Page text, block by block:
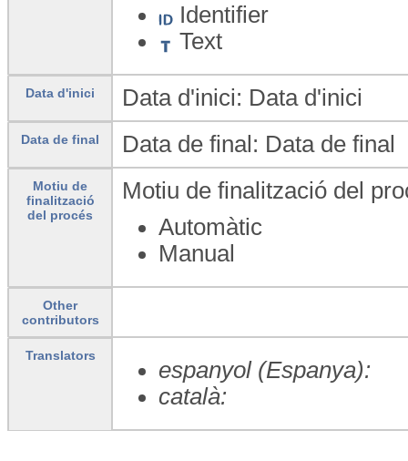
Identifier
Text
Data d'inici Data d'inici: Data d'inici
Data de final Data de final: Data de final
Motiu de
finalització
del procés
Motiu de finalització del
Automàtic
Manual
Other
contributors
Translators
espanyol (Espanya):
català: